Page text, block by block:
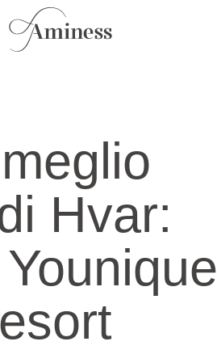
Hvar: